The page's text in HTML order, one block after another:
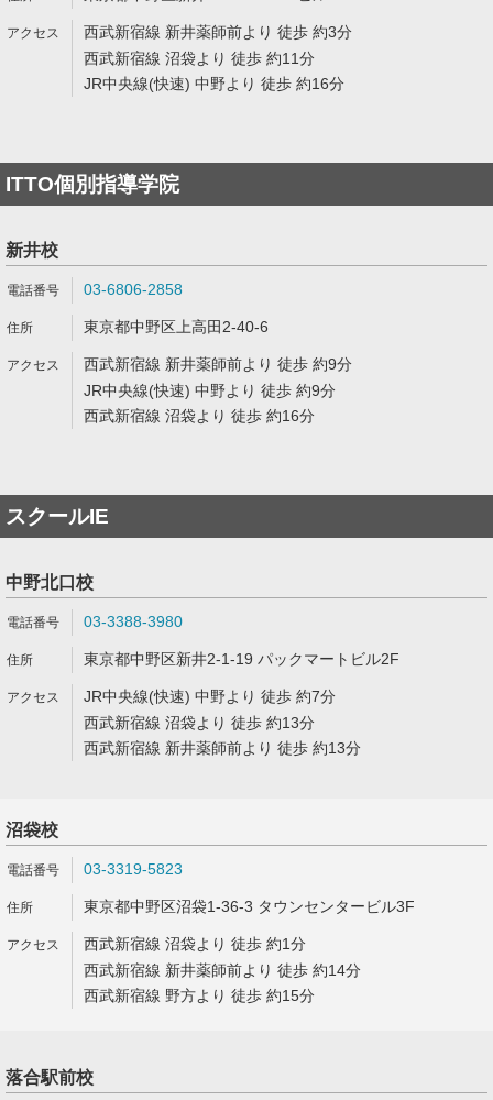
西武新宿線 新井薬師前より 徒歩 約3分
西武新宿線 沼袋より 徒歩 約11分
JR中央線(快速) 中野より 徒歩 約16分
ITTO個別指導学院
新井校
03-6806-2858
東京都中野区上高田2-40-6
西武新宿線 新井薬師前より 徒歩 約9分
JR中央線(快速) 中野より 徒歩 約9分
西武新宿線 沼袋より 徒歩 約16分
スクールIE
中野北口校
03-3388-3980
東京都中野区新井2-1-19 パックマートビル2F
JR中央線(快速) 中野より 徒歩 約7分
西武新宿線 沼袋より 徒歩 約13分
西武新宿線 新井薬師前より 徒歩 約13分
沼袋校
03-3319-5823
東京都中野区沼袋1-36-3 タウンセンタービル3F
西武新宿線 沼袋より 徒歩 約1分
西武新宿線 新井薬師前より 徒歩 約14分
西武新宿線 野方より 徒歩 約15分
落合駅前校